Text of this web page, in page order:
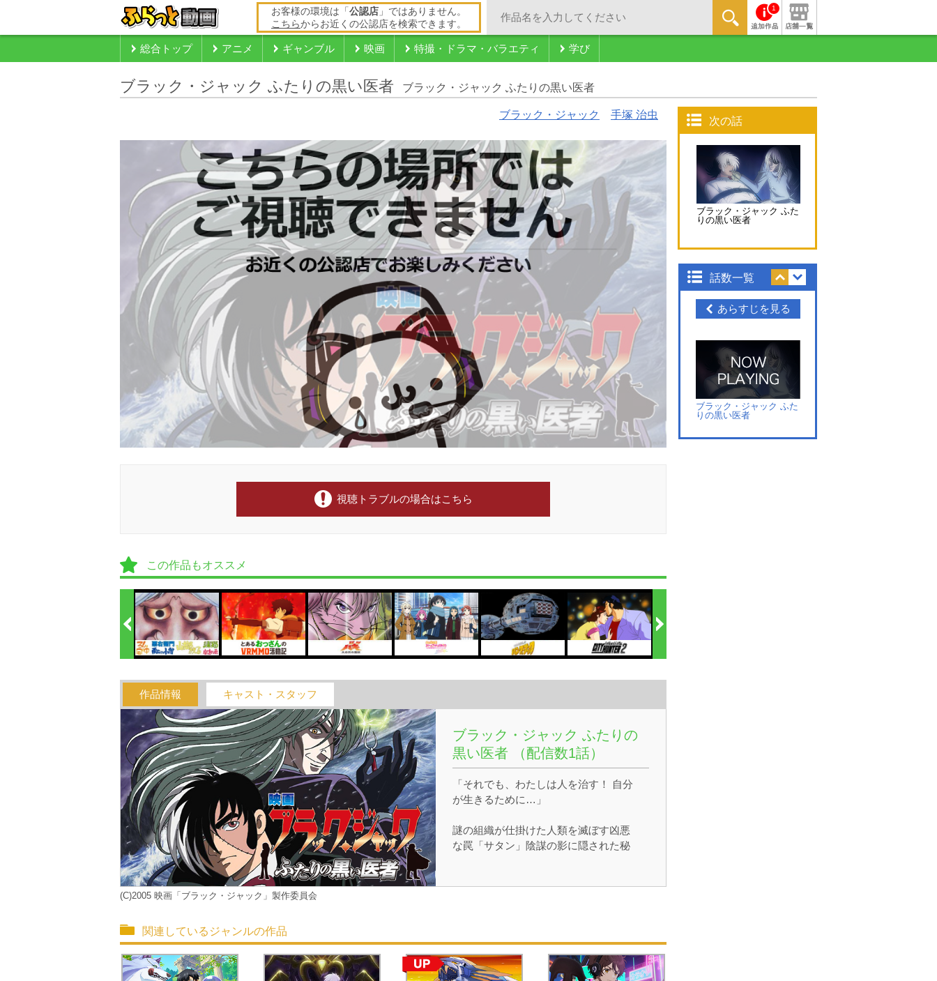
お客様の環境は「 公認店 」ではありません。
こちらからお近くの公認店を検索できます。
1
総合トップ アニメ ギャンブル 映画 特撮・ドラマ・バラエティ 学び
ブラック・ジャック ふたりの黒い医者 ブラック・ジャック ふたりの黒い医者
ブラック・ジャック 手塚 治虫
視聴トラブルの場合はこちら
この作品もオススメ
作品情報 キャスト・スタッフ
ブラック・ジャック ふたりの
黒い医者 （配信数1話）
「それでも、わたしは人を治す！ 自分
が生きるために…」
謎の組織が仕掛けた人類を滅ぼす凶悪
な罠「サタン」陰謀の影に隠された秘
(C)2005 映画「ブラック・ジャック」製作委員会
関連しているジャンルの作品
次の話
ブラック・ジャック ふた
りの黒い医者
話数一覧
あらすじを見る
ブラック・ジャック ふた
りの黒い医者